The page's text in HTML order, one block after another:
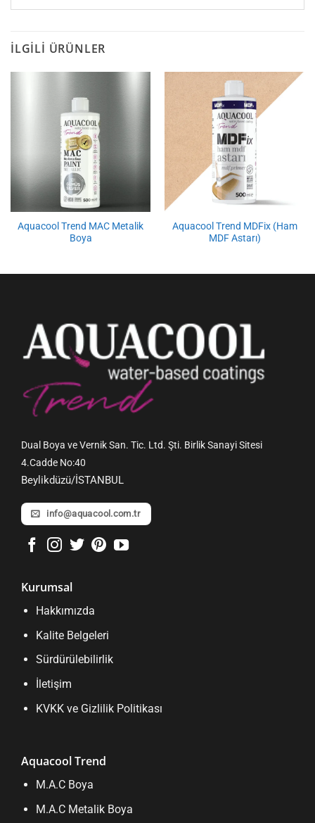
İLGILI ÜRÜNLER
Aquacool Trend MAC Metalik
Boya
Aquacool Trend MDFix (Ham
MDF Astarı)
Dual Boya ve Vernik San. Tic. Ltd. Şti. Birlik Sanayi Sitesi
4.Cadde No:40
Beylikdüzü/İSTANBUL
info@aquacool.com.tr
Kurumsal
Hakkımızda
Kalite Belgeleri
Sürdürülebilirlik
İletişim
KVKK ve Gizlilik Politikası
Aquacool Trend
M.A.C Boya
M.A.C Metalik Boya